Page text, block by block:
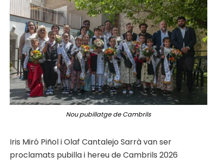
Nou pubillatge de Cambrils
Iris Miró Piñol i Olaf Cantalejo Sarrà van ser
proclamats pubilla i hereu de Cambrils 2026